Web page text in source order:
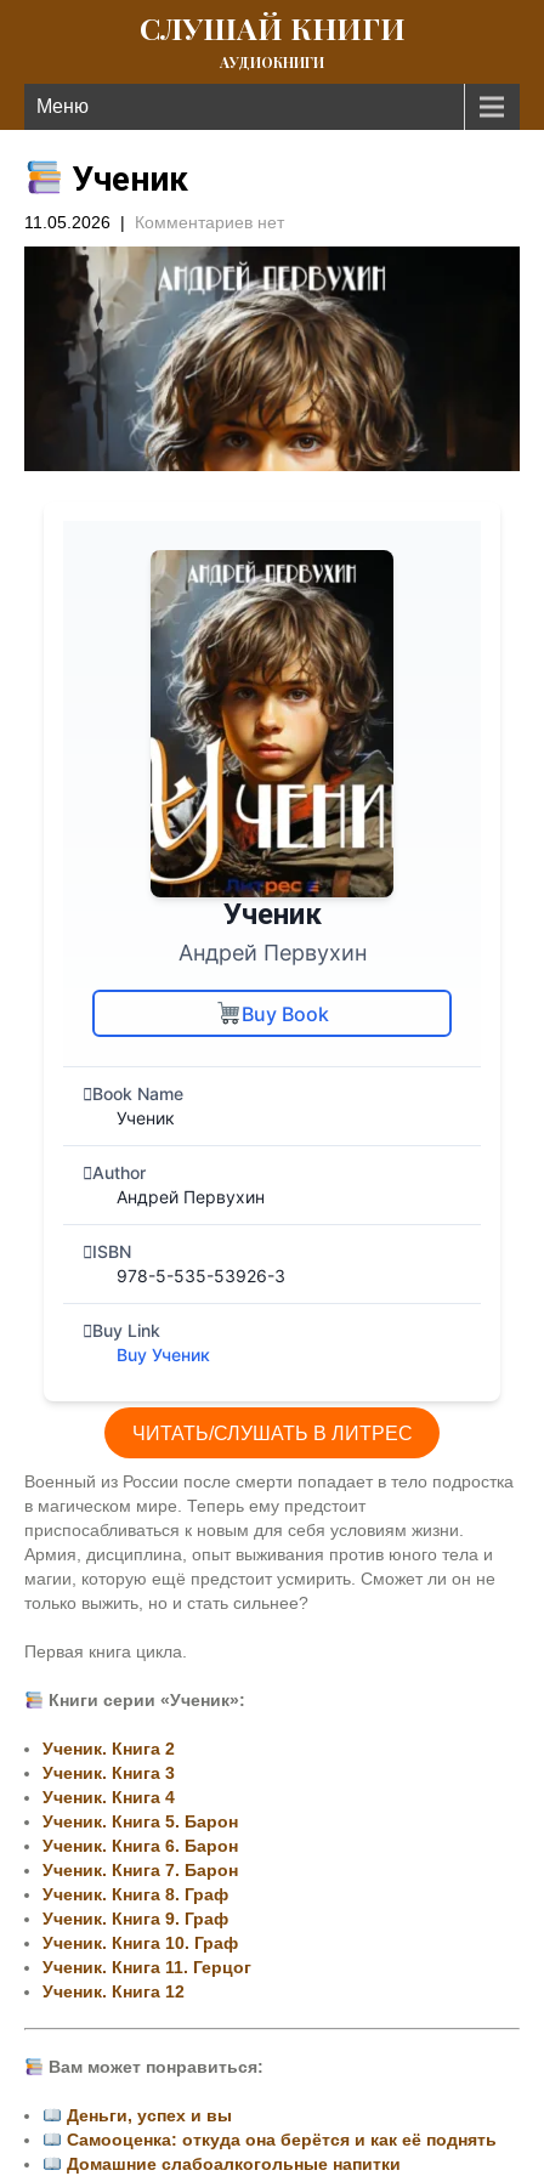
СЛУШАЙ КНИГИ
АУДИОКНИГИ
Меню
Ученик
11.05.2026 | Комментариев нет
Ученик
Андрей Первухин
Buy Book
Book Name
Ученик
Author
Андрей Первухин
ISBN
978-5-535-53926-3
Buy Link
Buy Ученик
ЧИТАТЬ/СЛУШАТЬ В ЛИТРЕС
Военный из России после смерти попадает в тело подростка
в магическом мире. Теперь ему предстоит
приспосабливаться к новым для себя условиям жизни.
Армия, дисциплина, опыт выживания против юного тела и
магии, которую ещё предстоит усмирить. Сможет ли он не
только выжить, но и стать сильнее?
Первая книга цикла.
Книги серии «Ученик»:
Ученик. Книга 2
Ученик. Книга 3
Ученик. Книга 4
Ученик. Книга 5. Барон
Ученик. Книга 6. Барон
Ученик. Книга 7. Барон
Ученик. Книга 8. Граф
Ученик. Книга 9. Граф
Ученик. Книга 10. Граф
Ученик. Книга 11. Герцог
Ученик. Книга 12
Вам может понравиться:
Деньги, успех и вы
Самооценка: откуда она берётся и как её поднять
Домашние слабоалкогольные напитки